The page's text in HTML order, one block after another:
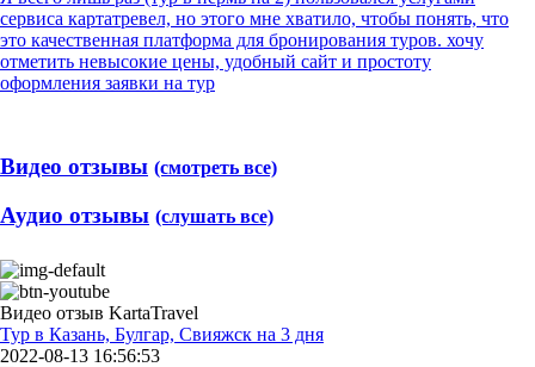
сервиса картатревел, но этого мне хватило, чтобы понять, что
это качественная платформа для бронирования туров. хочу
отметить невысокие цены, удобный сайт и простоту
оформления заявки на тур
Видео отзывы (смотреть все)
Аудио отзывы (слушать все)
Видео отзыв KartaTravel
Тур в Казань, Булгар, Свияжск на 3 дня
2022-08-13 16:56:53